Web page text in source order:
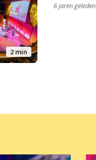
2 min
6 jaren geleden